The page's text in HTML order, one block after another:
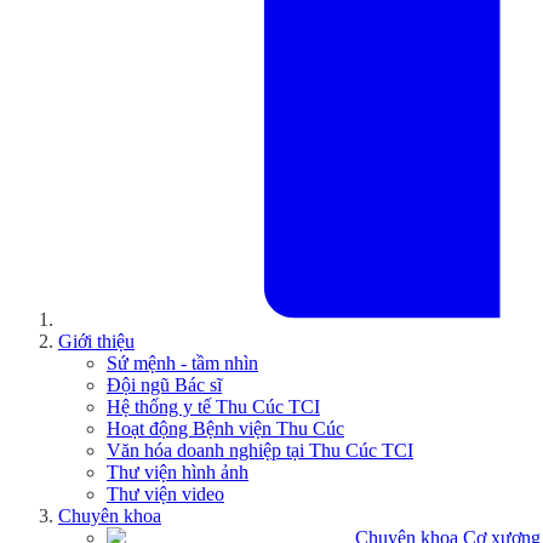
Giới thiệu
Sứ mệnh - tầm nhìn
Đội ngũ Bác sĩ
Hệ thống y tế Thu Cúc TCI
Hoạt động Bệnh viện Thu Cúc
Văn hóa doanh nghiệp tại Thu Cúc TCI
Thư viện hình ảnh
Thư viện video
Chuyên khoa
Chuyên khoa Cơ